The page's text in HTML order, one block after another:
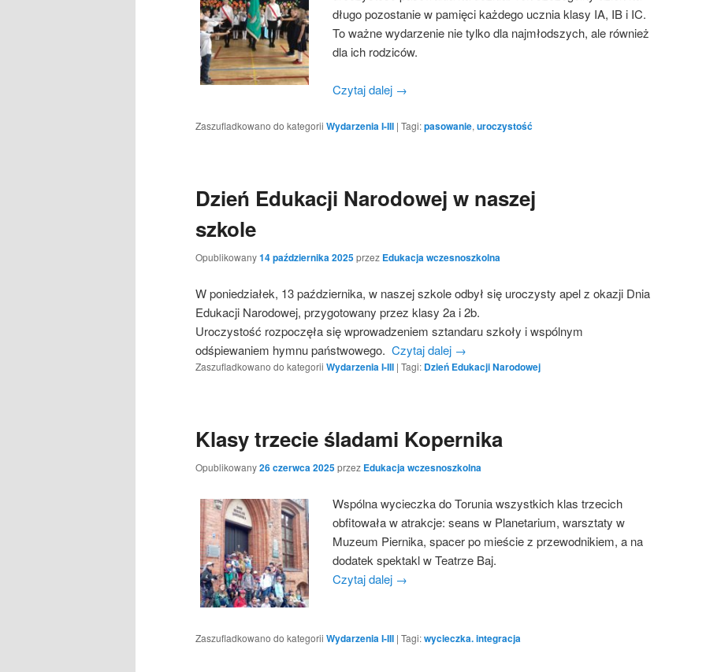
długo pozostanie w pamięci każdego ucznia klasy IA, IB i IC.
To ważne wydarzenie nie tylko dla najmłodszych, ale również
dla ich rodziców.
Czytaj dalej →
Zaszufladkowano do kategorii Wydarzenia I-III | Tagi:pasowanie, uroczystość
Dzień Edukacji Narodowej w naszej
szkole
Opublikowany14 października 2025przez Edukacja wczesnoszkolna
W poniedziałek, 13 października, w naszej szkole odbył się uroczysty apel z okazji Dnia
Edukacji Narodowej, przygotowany przez klasy 2a i 2b.
Uroczystość rozpoczęła się wprowadzeniem sztandaru szkoły i wspólnym
odśpiewaniem hymnu państwowego. Czytaj dalej →
Zaszufladkowano do kategorii Wydarzenia I-III | Tagi: Dzień Edukacji Narodowej
Klasy trzecie śladami Kopernika
Opublikowany26 czerwca 2025przez Edukacja wczesnoszkolna
Wspólna wycieczka do Torunia wszystkich klas trzecich
obfitowała w atrakcje: seans w Planetarium, warsztaty w
Muzeum Piernika, spacer po mieście z przewodnikiem, a na
dodatek spektakl w Teatrze Baj.
Czytaj dalej →
Zaszufladkowano do kategorii Wydarzenia I-III | Tagi:wycieczka. integracja